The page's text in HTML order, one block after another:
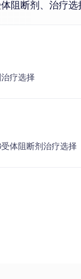
体阻断剂、治疗
治疗选择
受体阻断剂治疗选择